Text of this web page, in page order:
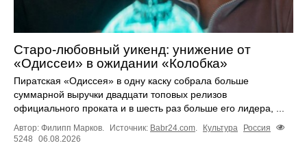
Старо-любовный уикенд: унижение от
«Одиссеи» в ожидании «Колобка»
Пиратская «Одиссея» в одну каску собрала больше
суммарной выручки двадцати топовых релизов
официального проката и в шесть раз больше его лидера, ...
Автор: Филипп Марков. Источник: Babr24.com. Культура
Россия
5248
06.08.2026